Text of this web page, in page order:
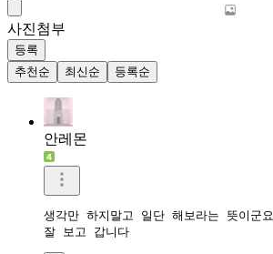
사진첨부
등록
추천순
최신순 등록순
안레몬
생각만 하지말고 일단 해보라는 뜻이군요
잘 보고 갑니다